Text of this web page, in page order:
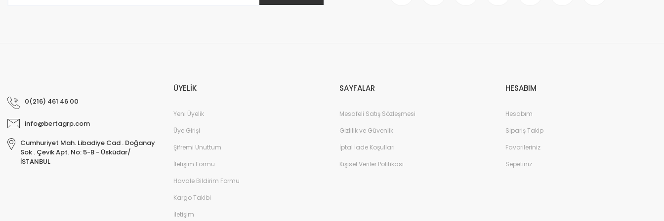
0(216) 461 46 00
info@bertagrp.com
Cumhuriyet Mah. Libadiye Cad . Doğanay
Sok . Çevik Apt. No: 5-B - Üsküdar/
İSTANBUL
ÜYELİK
Yeni Üyelik
Üye Girişi
Şifremi Unuttum
İletişim Formu
Havale Bildirim Formu
Kargo Takibi
İletişim
SAYFALAR
Mesafeli Satış Sözleşmesi
Gizlilik ve Güvenlik
İptal İade Koşullari
Kişisel Veriler Politikası
HESABIM
Hesabım
Sipariş Takip
Favorileriniz
Sepetiniz